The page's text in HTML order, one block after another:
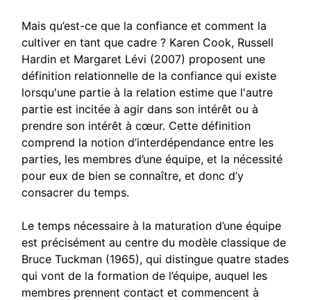
Mais qu’est-ce que la confiance et comment la
cultiver en tant que cadre ? Karen Cook, Russell
Hardin et Margaret Lévi (2007) proposent une
définition relationnelle de la confiance qui existe
lorsqu'une partie à la relation estime que l'autre
partie est incitée à agir dans son intérêt ou à
prendre son intérêt à cœur. Cette définition
comprend la notion d’interdépendance entre les
parties, les membres d’une équipe, et la nécessité
pour eux de bien se connaître, et donc d’y
consacrer du temps.
Le temps nécessaire à la maturation d’une équipe
est précisément au centre du modèle classique de
Bruce Tuckman (1965), qui distingue quatre stades
qui vont de la formation de l’équipe, auquel les
membres prennent contact et commencent à